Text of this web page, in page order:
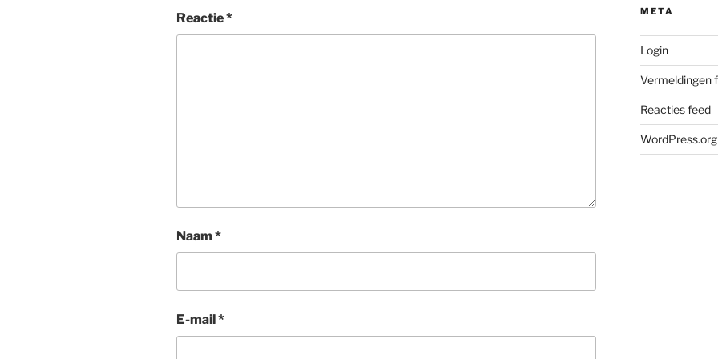
Reactie*
Naam *
E-mail *
META
Login
Vermeldingen
Reacties feed
WordPress.org